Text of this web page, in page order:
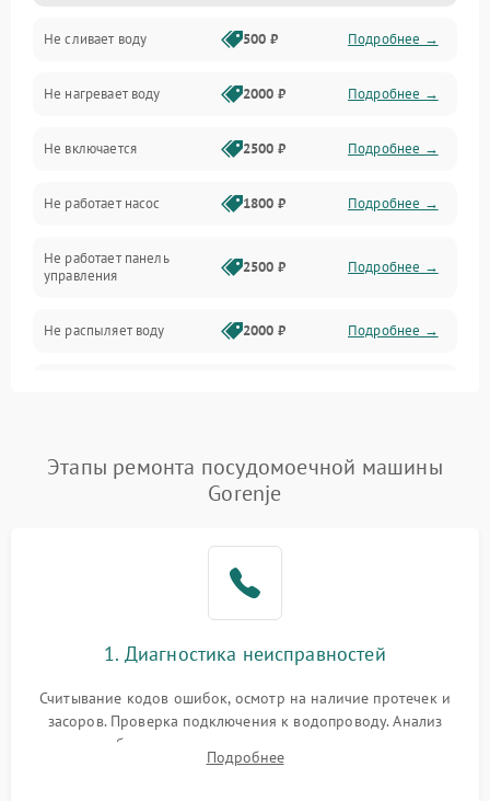
Электропитание
Датчики
Нагрев
Вода
Гигиена
Программное обеспечение
Не сливает воду 500 ₽ Подробнее →
Не нагревает воду 2000 ₽ Подробнее →
Не включается 2500 ₽ Подробнее →
Не работает насос 1800 ₽ Подробнее →
Не работает панель
управления
2500 ₽ Подробнее →
Не распыляет воду 2000 ₽ Подробнее →
Проблемы с набором
воды
1800 ₽ Подробнее →
1700 ₽
циркуляционным насосом
2100 ₽ Подробнее →
Этапы ремонта посудомоечной машины
Gorenje
1. Диагностика неисправностей
Считывание кодов ошибок, осмотр на наличие протечек и
засоров. Проверка подключения к водопроводу. Анализ
жалоб на отсутствие слива, нагрева, вращения
разбрызгивателей или срабатывание системы защиты
Подробнее